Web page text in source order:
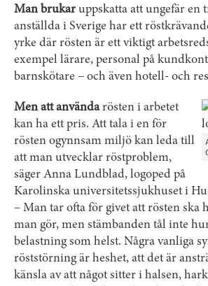
Man brukaruppskatta att ungefär en
anställda i Sverige har ett
yrke där rösten är ett viktigt
exempel lärare, personal på
barnskötare – och även hotell- och
Men att användarösten i arbetet
kan ha ett pris. Att tala i en för
rösten ogynnsam miljö kan leda till
att man utvecklar röstproblem,
säger Anna Lundblad, logoped på
Karolinska universitetssjukhuset i
– Man tar ofta för givet att rösten ska
man gör, men stämbanden tål inte
belastning som helst. Några vanliga
röststörning är heshet, att det är
känsla av att något sitter i halsen,